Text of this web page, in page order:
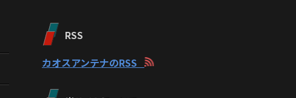
RSS
カオスアンテナのRSS